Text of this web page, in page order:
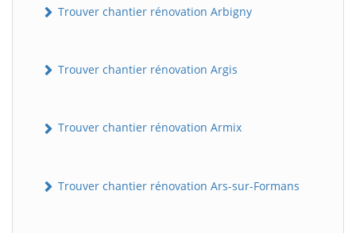
Trouver chantier rénovation Arbigny
Trouver chantier rénovation Argis
Trouver chantier rénovation Armix
Trouver chantier rénovation Ars-sur-Formans